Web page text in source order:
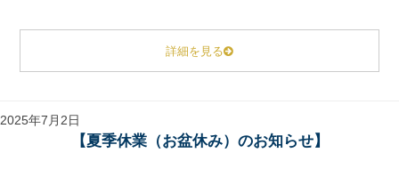
詳細を見る
2025年7月2日
【夏季休業（お盆休み）のお知らせ】